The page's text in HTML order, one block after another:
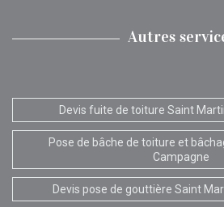
Autres
Devis fuite de toiture Saint
Pose de bâche de toiture et
Campagne
Devis pose de gouttière Saint